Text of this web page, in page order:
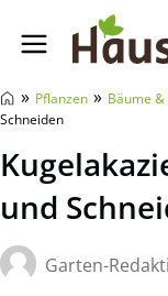
» Pflanzen » Bäume
Schneiden
und
Garten-